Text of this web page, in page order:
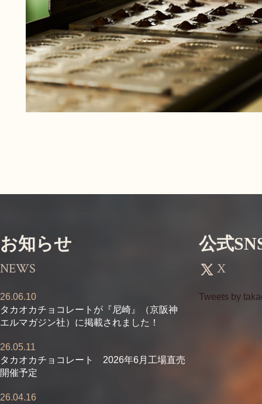
お知らせ
NEWS
26.06.10
タカオカチョコレートが『尼崎』（京阪神
エルマガジン社）に掲載されました！
26.05.11
タカオカチョコレート 2026年6月工場直売
開催予定
26.04.16
公式
X
Tweets by